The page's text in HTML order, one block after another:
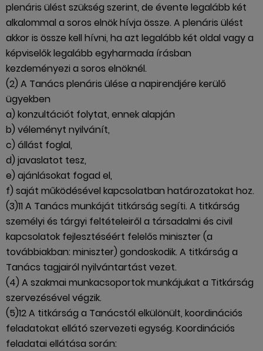
plenáris ülést szükség szerint, de évente legalább két
alkalommal a soros elnök hívja össze. A plenáris ülést
akkor is össze kell hívni, ha azt legalább két oldal vagy a
képviselők legalább egyharmada írásban
kezdeményezi a soros elnöknél.
(2) A Tanács plenáris ülése a napirendjére kerülő
ügyekben
a) konzultációt folytat, ennek alapján
b) véleményt nyilvánít,
c) állást foglal,
d) javaslatot tesz,
e) ajánlásokat fogad el,
f) saját működésével kapcsolatban határozatokat hoz.
(3)11 A Tanács munkáját titkárság segíti. A titkárság
személyi és tárgyi feltételeiről a társadalmi és civil
kapcsolatok fejlesztéséért felelős miniszter (a
továbbiakban: miniszter) gondoskodik. A titkárság a
Tanács tagjairól nyilvántartást vezet.
(4) A szakmai munkacsoportok munkájukat a Titkárság
szervezésével végzik.
(5)12 A titkárság a Tanácstól elkülönült, koordinációs
feladatokat ellátó szervezeti egység. Koordinációs
feladatai ellátása során: